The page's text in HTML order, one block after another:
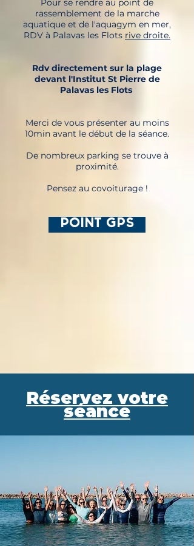
Pour se rendre au point de
rassemblement de la marche
aquatique et de l'aquagym en mer,
RDV à Palavas les Flots rive droite.
Rdv directement sur la plage
devant l'Institut St Pierre de
Palavas les Flots
Merci de vous présenter au moins
10min avant le début de la séance.
De nombreux parking se trouve à
proximité.
Pensez au covoiturage !
POINT GPS
Réservez votre
séance